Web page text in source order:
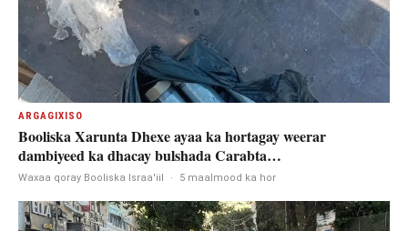
ARGAGIXISO
Booliska Xarunta Dhexe ayaa ka hortagay weerar
dambiyeed ka dhacay bulshada Carabta…
Waxaa qoray Booliska Israa'iil · 5 maalmood ka hor